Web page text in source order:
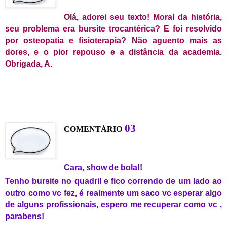
Olá, adorei seu texto! Moral da história,
seu problema era bursite trocantérica? E foi resolvido
por osteopatia e fisioterapia? Não aguento mais as
dores, e o pior repouso e a distância da academia.
Obrigada, A.
COMENTÁRIO 03
Cara, show de bola!!
Tenho bursite no quadril e fico correndo de um lado ao
outro como vc fez, é realmente um saco vc esperar algo
de alguns profissionais, espero me recuperar como vc ,
parabens!